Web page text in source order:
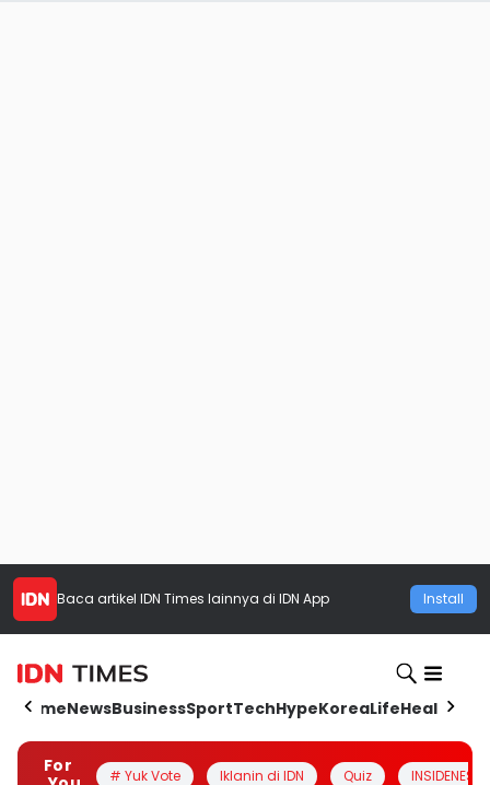
Baca artikel IDN Times lainnya di IDN App Install
HomeNewsBusinessSportTechHypeKoreaLifeHealth
For
# Yuk Vote Iklanin di IDN Quiz INSIDENESIA